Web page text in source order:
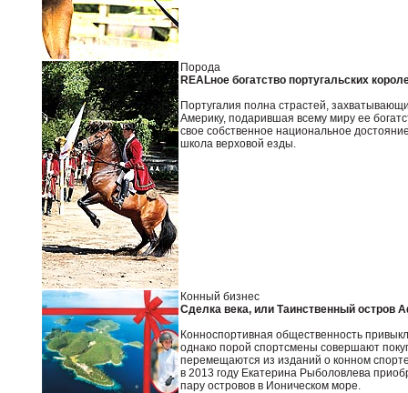
Порода
REALное богатство португальских
Португалия полна страстей,
Америку, подарившая всему миру ее
свое собственное национальное
школа верховой езды.
Конный бизнес
Сделка века, или Таинственный остров
Конноспортивная общественность
однако порой спортсмены совершают
перемещаются из изданий о конном
в 2013 году Екатерина Рыболовлева
пару островов в Ионическом море.